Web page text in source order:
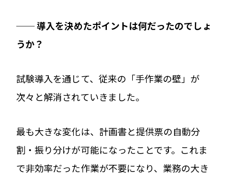
── 導入を決めたポイントは何だったのでしょ
うか？
試験導入を通じて、従来の「手作業の壁」が
次々と解消されていきました。
最も大きな変化は、計画書と提供票の自動分
割・振り分けが可能になったことです。これま
で非効率だった作業が不要になり、業務の大き